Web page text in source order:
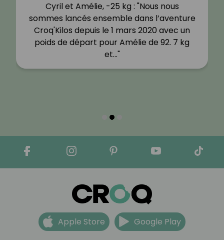
Cyril et Amélie, -25 kg : "Nous nous
sommes lancés ensemble dans l’aventure
Croq'Kilos depuis le 1 mars 2020 avec un
poids de départ pour Amélie de 92. 7 kg
et…"
Apple Store Google Play